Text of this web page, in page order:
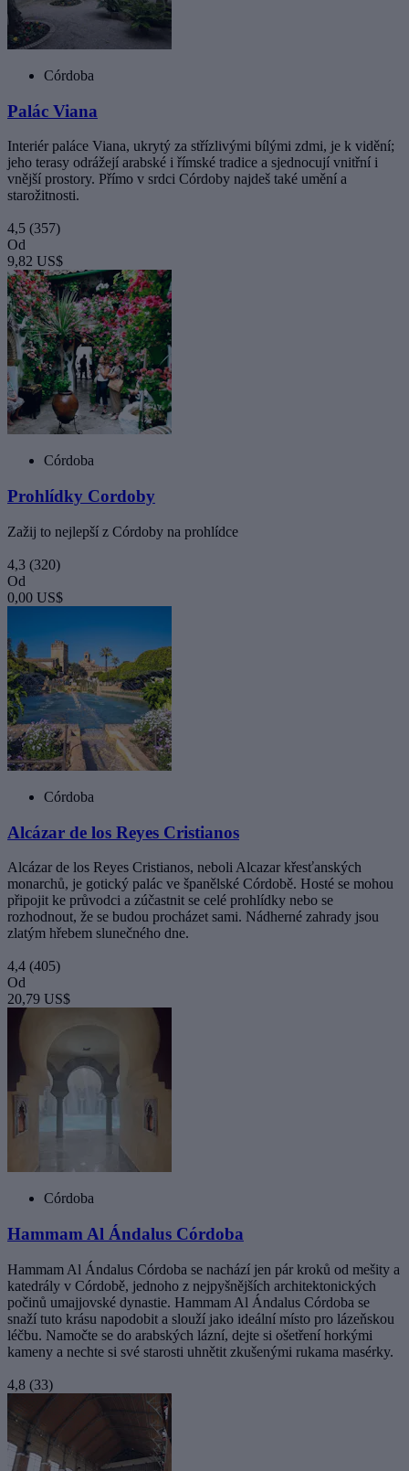
Córdoba
Palác Viana
Interiér paláce Viana, ukrytý za střízlivými bílými zdmi, je k vidění;
jeho terasy odrážejí arabské i římské tradice a sjednocují vnitřní i
vnější prostory. Přímo v srdci Córdoby najdeš také umění a
starožitnosti.
4,5 (357)
Od
9,82 US$
Córdoba
Prohlídky Cordoby
Zažij to nejlepší z Córdoby na prohlídce
4,3 (320)
Od
0,00 US$
Córdoba
Alcázar de los Reyes Cristianos
Alcázar de los Reyes Cristianos, neboli Alcazar křesťanských
monarchů, je gotický palác ve španělské Córdobě. Hosté se mohou
připojit ke průvodci a zúčastnit se celé prohlídky nebo se
rozhodnout, že se budou procházet sami. Nádherné zahrady jsou
zlatým hřebem slunečného dne.
4,4 (405)
Od
20,79 US$
Córdoba
Hammam Al Ándalus Córdoba
Hammam Al Ándalus Córdoba se nachází jen pár kroků od mešity a
katedrály v Córdobě, jednoho z nejpyšnějších architektonických
počinů umajjovské dynastie. Hammam Al Ándalus Córdoba se
snaží tuto krásu napodobit a slouží jako ideální místo pro lázeňskou
léčbu. Namočte se do arabských lázní, dejte si ošetření horkými
kameny a nechte si své starosti uhnětit zkušenými rukama masérky.
4,8 (33)